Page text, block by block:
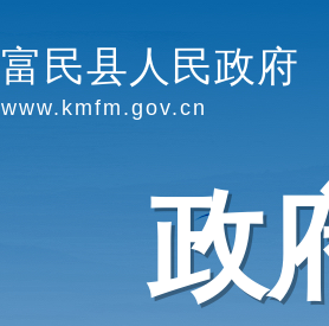
富民县人民政府
www.kmfm.gov.cn
政